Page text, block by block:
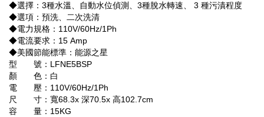
◆選擇：3種水溫、自動水位偵測、3種脫水轉速、 3 種污漬程度
◆選項：預洗、二次洗清
◆電力規格：110V/60Hz/1Ph
◆電流要求：15 Amp
◆美國節能標準：能源之星
型 號：LFNE5BSP
顏 色：白
電 壓：110V/60Hz/1Ph
尺 寸：寬68.3x 深70.5x 高102.7cm
容 量：15KG